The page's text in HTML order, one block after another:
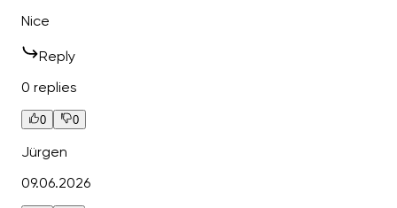
Nice
Reply
0 replies
0 0
Jürgen
09.06.2026